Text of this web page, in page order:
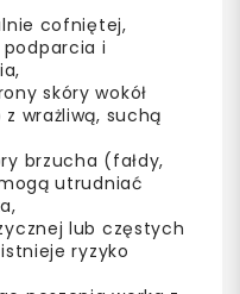
cofniętej,
i
skóry wokół
wrażliwą, suchą
brzucha (fałdy,
utrudniać
lub częstych
ryzyko